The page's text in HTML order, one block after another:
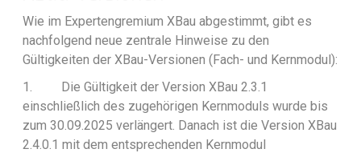
Wie im Expertengremium XBau abgestimmt, gibt es
nachfolgend neue zentrale Hinweise zu den
Gültigkeiten der XBau-Versionen (Fach- und Kernmodul):
1.
Die Gültigkeit der Version XBau 2.3.1
einschließlich des zugehörigen Kernmoduls wurde bis
zum 30.09.2025 verlängert. Danach ist die Version XBau
2.4.0.1 mit dem entsprechenden Kernmodul